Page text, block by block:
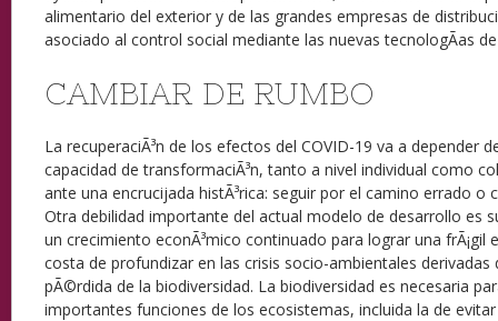
alimentario del exterior y de las grandes empresas de
asociado al control social mediante las nuevas tecnologÃ­as
CAMBIAR DE RUMBO
La recuperaciÃ³n de los efectos del COVID-19 va a depender
capacidad de transformaciÃ³n, tanto a nivel individual como
ante una encrucijada histÃ³rica: seguir por el camino errado o
Otra debilidad importante del actual modelo de desarrollo es
un crecimiento econÃ³mico continuado para lograr una frÃ¡gil
costa de profundizar en las crisis socio-ambientales derivadas
pÃ©rdida de la biodiversidad. La biodiversidad es necesaria
importantes funciones de los ecosistemas, incluida la de